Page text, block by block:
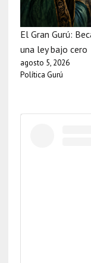
El Gran Gurú:
una ley bajo cero
agosto 5, 2026
Política Gurú